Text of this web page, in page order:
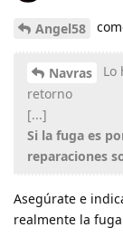
Angel58
Navras
Lo
retorno
[...]
Si la fuga es
reparaciones
Asegúrate e
realmente la